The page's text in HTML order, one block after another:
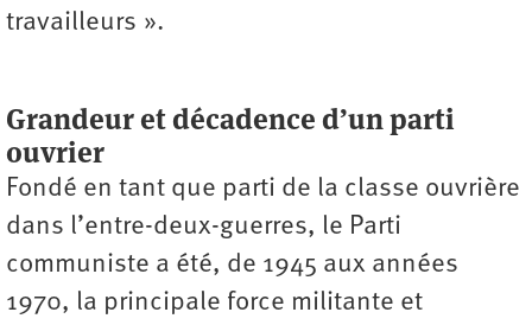
travailleurs ».
Grandeur et décadence d’un parti
ouvrier
Fondé en tant que parti de la classe ouvrière
dans l’entre-deux-guerres, le Parti
communiste a été, de 1945 aux années
1970, la principale force militante et